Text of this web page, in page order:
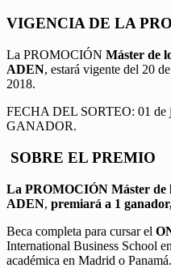
VIGENCIA DE LA
La PROMOCIÓN Máster de
ADEN, estará vigente del 20
2018.
FECHA DEL SORTEO: 01
GANADOR.
SOBRE EL PREMIO
La PROMOCIÓN Máster de
ADEN, premiará a 1
Beca completa para cursar el
International Business School
académica en Madrid o Panamá.